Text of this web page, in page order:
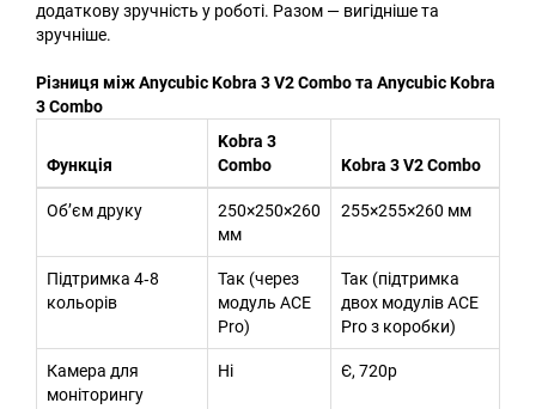
додаткову зручність у роботі. Разом — вигідніше та
зручніше.
Різниця між Anycubic Kobra 3 V2 Combo та Anycubic Kobra
3 Combo
Функція
Kobra 3
Combo
Kobra 3 V2 Combo
Об’єм друку
250×250×260
мм
255×255×260 мм
Підтримка 4‑8
кольорів
Так (через
модуль ACE
Pro)
Так (підтримка
двох модулів ACE
Pro з коробки)
Камера для
моніторингу
Ні Є, 720p